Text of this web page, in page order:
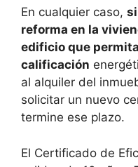
En cualquier caso,
reforma en la
edificio que
calificación
al alquiler del
solicitar un nuevo
termine ese plazo.
El Certificado de